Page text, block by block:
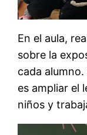
En el aula,
sobre la
cada
es ampliar el
niños y